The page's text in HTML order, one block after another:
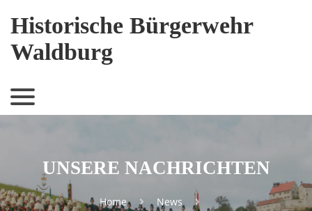
Historische Bürgerwehr
Waldburg
UNSERE NACHRICHTEN
Home
News